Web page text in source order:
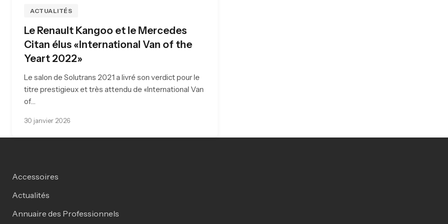
ACTUALITÉS
Le Renault Kangoo et le Mercedes
Citan élus «International Van of the
Yeart 2022»
Le salon de Solutrans 2021 a livré son verdict pour le
titre prestigieux et très attendu de «International Van
of…
30 janvier 2026
Accessoires
Actualités
Annuaire des Professionnels